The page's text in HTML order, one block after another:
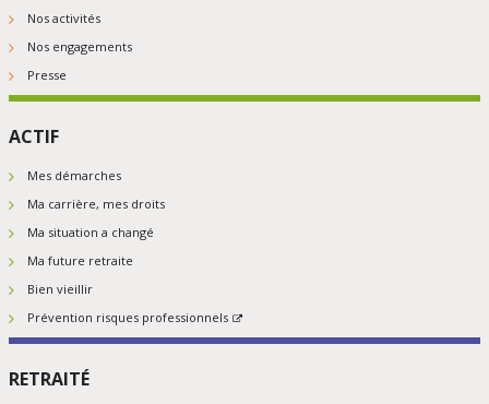
Nos activités
Nos engagements
Presse
ACTIF
Mes démarches
Ma carrière, mes droits
Ma situation a changé
Ma future retraite
Bien vieillir
Prévention risques professionnels
RETRAITÉ